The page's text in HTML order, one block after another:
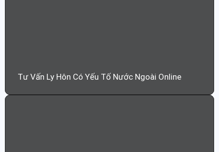
Tư Vấn Ly Hôn Có Yếu Tố Nước Ngoài Online